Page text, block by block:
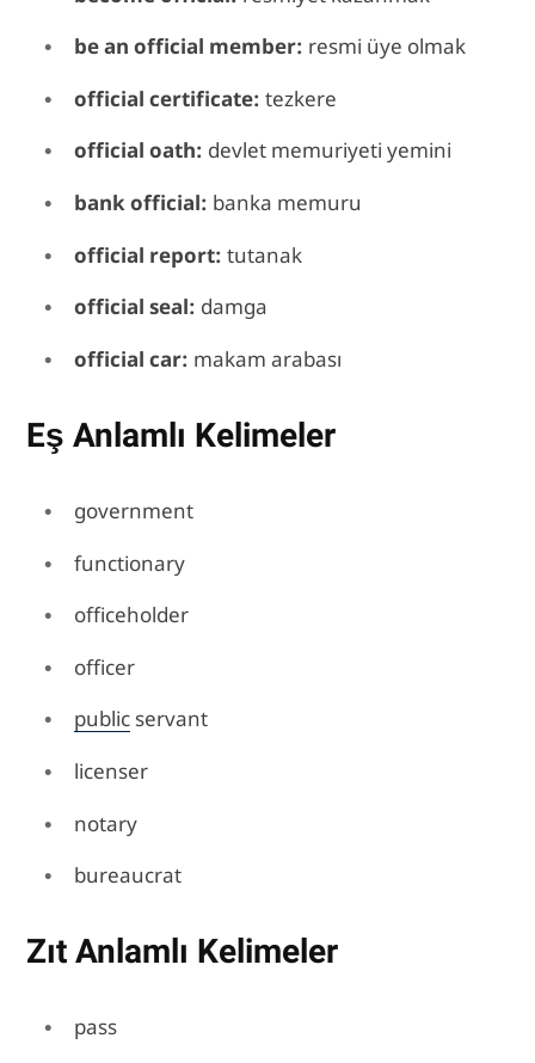
be an official member: resmi üye olmak
official certificate: tezkere
official oath: devlet memuriyeti yemini
bank official: banka memuru
official report: tutanak
official seal: damga
official car: makam arabası
Eş Anlamlı Kelimeler
government
functionary
officeholder
officer
public servant
licenser
notary
bureaucrat
Zıt Anlamlı Kelimeler
pass